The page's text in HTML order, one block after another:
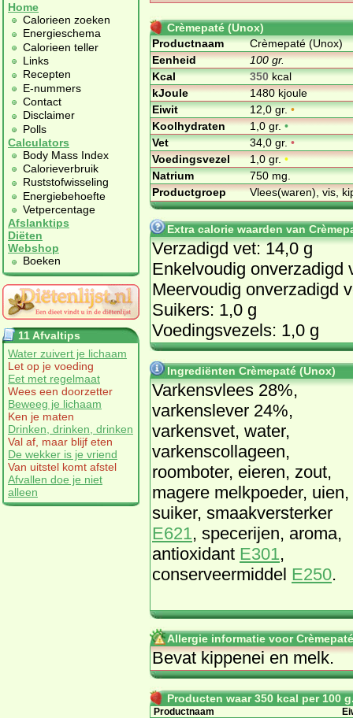
Home
Calorieen zoeken
Energieschema
Calorieen teller
Links
Recepten
E-nummers
Contact
Disclaimer
Polls
Calculators
Body Mass Index
Calorieverbruik
Ruststofwisseling
Energiebehoefte
Vetpercentage
Afslanktips
Diëten
Webshop
Boeken
11 Afvaltips
Water zuivert je lichaam
Let op je voeding
Eet met regelmaat
Wees een doorzetter
Beweeg je lichaam
Ken je maten
Drinken, drinken, drinken
Val af, maar blijf eten
De wekker is je vriend
Van uitstel komt afstel
Afvallen doe je niet
alleen
Crèmepaté (Unox)
Productnaam
Crèmepaté (Unox)
Eenheid
100 gr.
Kcal
350kcal
kJoule
1480 kjoule
Eiwit
12,0 gr.•
Koolhydraten
1,0 gr.•
Vet
34,0 gr.•
Voedingsvezel
1,0 gr.•
Natrium
750 mg.
Productgroep
Vlees(waren), vis,
Extra calorie waarden van
Verzadigd vet: 14,0 g
Enkelvoudig onverzadigd
Meervoudig onverzadigd
Suikers: 1,0 g
Voedingsvezels: 1,0 g
Ingrediënten Crèmepaté (Unox)
Varkensvlees 28%,
varkenslever 24%,
varkensvet, water,
varkenscollageen,
roomboter, eieren, zout,
magere melkpoeder, uien,
suiker, smaakversterker
E621, specerijen, aroma,
antioxidant E301,
conserveermiddel E250.
Allergie informatie voor
Bevat kippenei en melk.
Producten waar 350 kcal per 100
Productnaam